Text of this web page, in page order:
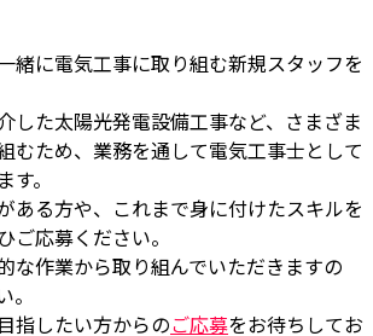
緒に電気工事に取り組む新規スタッフを
した太陽光発電設備工事など、さまざま
むため、業務を通して電気工事士として
。
ある方や、これまで身に付けたスキルを
ご応募ください。
な作業から取り組んでいただきますの
指したい方からのご応募をお待ちしてお